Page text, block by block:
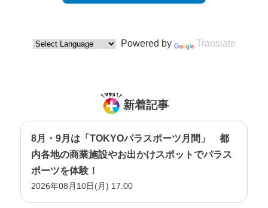
Powered by Translate
新着記事
8月・9月は「TOKYOパラスポーツ月間」 都
内各地の商業施設やお出かけスポットでパラス
ポーツを体験！
2026年08月10日(月) 17:00